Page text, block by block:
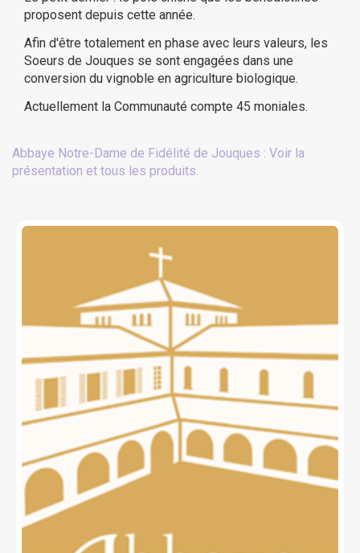
proposent depuis cette année.
Afin d'être totalement en phase avec leurs valeurs, les
Soeurs de Jouques se sont engagées dans une
conversion du vignoble en agriculture biologique.
Actuellement la Communauté compte 45 moniales.
Abbaye Notre-Dame de Fidélité de Jouques : Voir la
présentation et tous les produits.